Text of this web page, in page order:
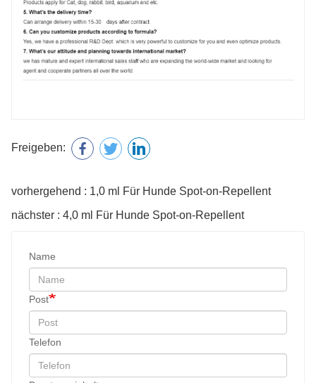
Freigeben:
vorhergehend : 1,0 ml Für Hunde Spot-on-Repellent
nächster : 4,0 ml Für Hunde Spot-on-Repellent
Name
Post
Telefon